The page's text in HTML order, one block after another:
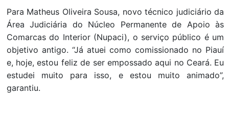
Para Matheus Oliveira Sousa, novo técnico judiciário da
Área Judiciária do Núcleo Permanente de Apoio às
Comarcas do Interior (Nupaci), o serviço público é um
objetivo antigo. “Já atuei como comissionado no Piauí
e, hoje, estou feliz de ser empossado aqui no Ceará. Eu
estudei muito para isso, e estou muito animado”,
garantiu.